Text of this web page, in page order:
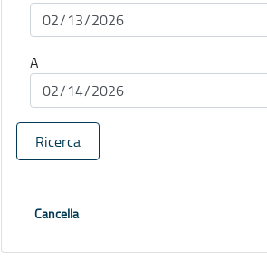
A
Ricerca
Cancella